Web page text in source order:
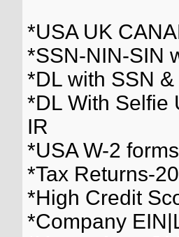
*USA UK
*SSN-NIN-SIN
*DL with SSN
*DL With Selfie
IR
*USA W-2
*Tax Returns-
*High Credit
*Company